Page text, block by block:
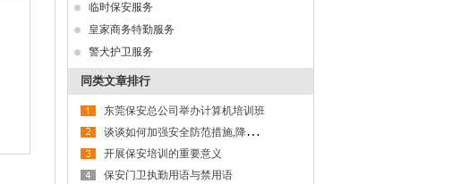
临时保安服务
皇家商务特勤服务
警犬护卫服务
同类文章排行
东莞保安总公司举办计算机培训班
谈
谈如何加强安全防范措施,降低保安职业风险
开展保安培训的重要意义
保安门卫执勤用语与禁用语